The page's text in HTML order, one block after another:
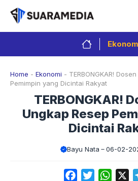
Langsung
isi
Home - Ekonomi - TERBONGKAR!
Pemimpin yang Dicintai Rakyat
TERBONGKAR!
Ungkap Resep
Dicintai
Bayu Nata 06-02-
FacebookTwitter